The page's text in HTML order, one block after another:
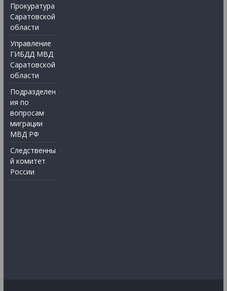
Прокуратура
Саратовской
области
Управление
ГИБДД МВД
Саратовской
области
Подразделен
ия по
вопросам
миграции
МВД РФ
Следственны
й комитет
России